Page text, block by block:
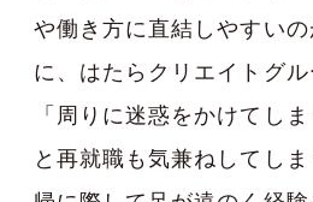
や働き方に直結しやすい
に、はたらクリエイトグル
「周りに迷惑をかけてし
と再就職も気兼ねしてし